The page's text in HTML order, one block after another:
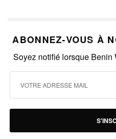
ABONNEZ-VOUS À
Soyez notifié lorsque Benin